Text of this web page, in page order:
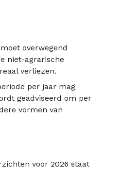
overwegend
niet-agrarische
verliezen.
per jaar mag
geadviseerd om per
vormen van
voor 2026 staat